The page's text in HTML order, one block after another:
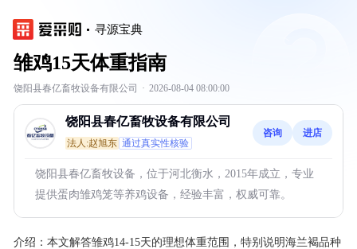
寻源宝典
雏鸡15天体重指南
饶阳县春亿畜牧设备有限公司 · 2026-08-04 08:00:00
饶阳县春亿畜牧设备有限公司
法人:赵旭东 通过真实性核验
咨询 进店
饶阳县春亿畜牧设备，位于河北衡水，2015年成立，专业
提供蛋肉雏鸡笼等养鸡设备，经验丰富，权威可靠。
介绍： 本文解答雏鸡14-15天的理想体重范围，特别说明海兰褐品种